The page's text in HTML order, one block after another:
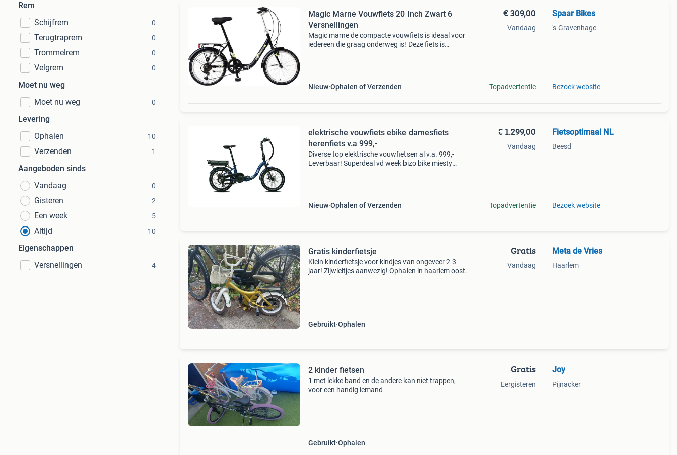
Rem
Schijfrem
0
Terugtraprem 0
Trommelrem 0
Velgrem 0
Moet nu weg
Moet nu weg
0
Levering
Ophalen
10
Verzenden 1
Aangeboden sinds
Vandaag
0
Gisteren 2
Een week 5
Altijd 10
Eigenschappen
Versnellingen
4
Magic Marne Vouwfiets 20 Inch Zwart 6
Versnellingen
Magic marne de compacte vouwfiets is ideaal voor
iedereen die graag onderweg is! Deze fiets is
Nieuw Ophalen of Verzenden
€ 309,00
Vandaag
Topadvertentie
Spaar Bikes
's-Gravenhage
Bezoek website
elektrische vouwfiets ebike damesfiets
herenfiets v.a 999,-
Diverse top elektrische vouwfietsen al v.a. 999,-
Leverbaar! Superdeal vd week bizo bike miesty
Nieuw Ophalen of Verzenden
€ 1.299,00
Vandaag
Topadvertentie
Fietsoptimaal NL
Beesd
Bezoek website
Gratis kinderfietsje
Klein kinderfietsje voor kindjes van ongeveer 2-3
jaar! Zijwieltjes aanwezig! Ophalen in haarlem oost.
Gebruikt Ophalen
Gratis
Vandaag
Meta de Vries
Haarlem
2 kinder fietsen
1 met lekke band en de andere kan niet trappen,
voor een handig iemand
Gebruikt Ophalen
Gratis
Eergisteren
Joy
Pijnacker